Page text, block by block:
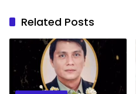
Related Posts